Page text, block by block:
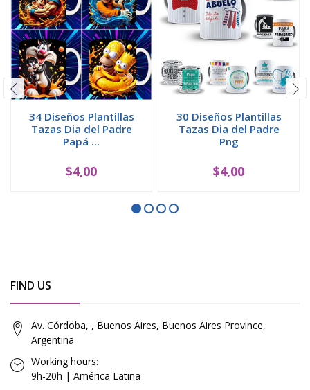
34 Diseños Plantillas
Tazas Dia del Padre
Papá ...
$4,00
30 Diseños Plantillas
Tazas Dia del Padre
Png
$4,00
FIND US
Av. Córdoba, , Buenos Aires, Buenos Aires Province,
Argentina
Working hours:
9h-20h | América Latina